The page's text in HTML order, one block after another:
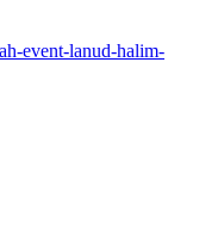
event-lanud-halim-